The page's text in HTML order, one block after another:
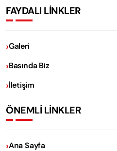
FAYDALI LİNKLER
Galeri
Basında Biz
İletişim
ÖNEMLİ LİNKLER
Ana Sayfa